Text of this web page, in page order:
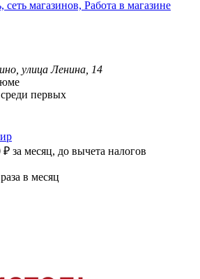
сеть магазинов, Работа в магазине
улица Ленина, 14
первых
₽ за месяц, до вычета налогов
в месяц